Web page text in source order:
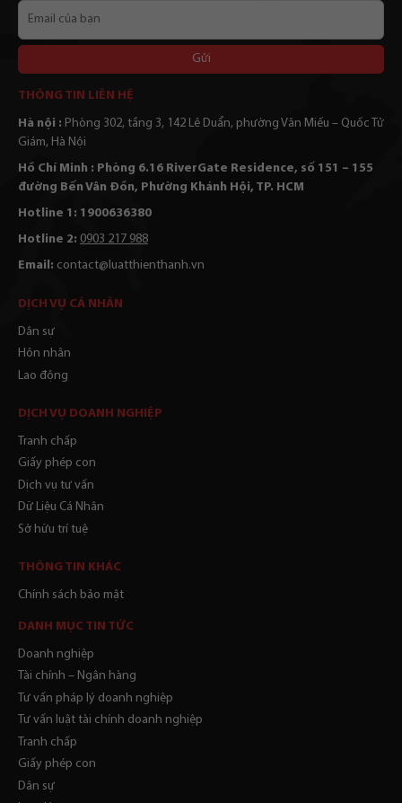
bạn
THÔNG TIN LIÊN HỆ
Hà nội : Phòng 302, tầng 3, 142 Lê Duẩn, phường Văn Miếu – Quốc Tử
Giám, Hà Nội
Hồ Chí Minh : Phòng 6.16 RiverGate Residence, số 151 – 155
đường Bến Vân Đồn, Phường Khánh Hội, TP. HCM
Hotline 1: 1900636380
Hotline 2: 0903 217 988
Email: contact@luatthienthanh.vn
DỊCH VỤ CÁ NHÂN
Dân sự
Hôn nhân
Lao động
DỊCH VỤ DOANH NGHIỆP
Tranh chấp
Giấy phép con
Dịch vụ tư vấn
Dữ Liệu Cá Nhân
Sở hữu trí tuệ
THÔNG TIN KHÁC
Chính sách bảo mật
DANH MỤC TIN TỨC
Doanh nghiệp
Tài chính – Ngân hàng
Tư vấn pháp lý doanh nghiệp
Tư vấn luật tài chính doanh nghiệp
Tranh chấp
Giấy phép con
Dân sự